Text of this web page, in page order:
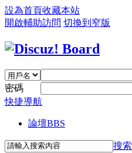
設為首頁收藏本站
開啟輔助訪問 切換到窄版
密碼
快捷導航
論壇BBS
搜索